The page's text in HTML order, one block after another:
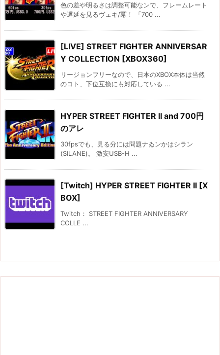
色の差や明るさは調整可能なンで、フレームレート
や遅延を見るヴェキ/冪！ 「700 ...
[LIVE] STREET FIGHTER ANNIVERSAR
Y COLLECTION [XBOX360]
リージョンフリーなので、日本のXBOX本体は当然
のコト、下位互換にも対応している ...
HYPER STREET FIGHTER II and 700円
のアレ
30fpsでも、見る分には問題ナゐンかはシラン
(SILANE)。 激安USB-H ...
[Twitch] HYPER STREET FIGHTER II [X
BOX]
Twitch： STREET FIGHTER ANNIVERSARY
COLLE ...